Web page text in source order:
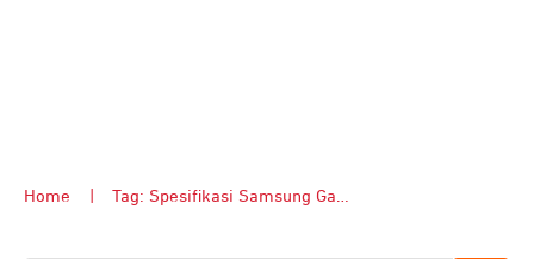
Home Tag: Spesifikasi Samsung Galaxy A57